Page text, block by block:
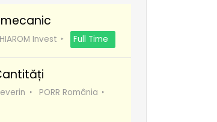
HIAROM Invest Full Time
PORR România